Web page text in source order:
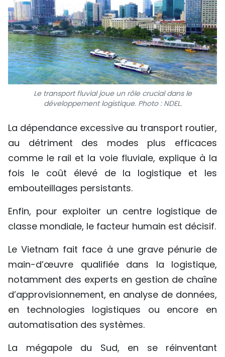
Le transport fluvial joue un rôle crucial dans le
développement logistique. Photo : NDEL.
La dépendance excessive au transport routier,
au détriment des modes plus efficaces
comme le rail et la voie fluviale, explique à la
fois le coût élevé de la logistique et les
embouteillages persistants.
Enfin, pour exploiter un centre logistique de
classe mondiale, le facteur humain est décisif.
Le Vietnam fait face à une grave pénurie de
main-d’œuvre qualifiée dans la logistique,
notamment des experts en gestion de chaîne
d’approvisionnement, en analyse de données,
en technologies logistiques ou encore en
automatisation des systèmes.
La mégapole du Sud, en se réinventant